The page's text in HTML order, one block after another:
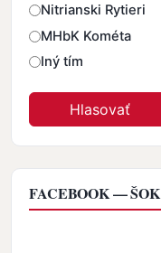
Nitrianski Rytieri
MHbK Kométa
Iný tím
FACEBOOK — ŠOK